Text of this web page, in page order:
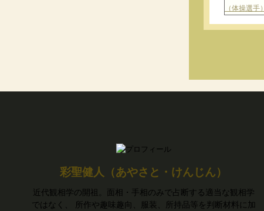
（体操選手）
彩聖健人（あやさと・けんじん）
近代観相学の開祖。面相・手相のみで占断する適当な観相学
ではなく、 所作や趣味趣向、服装、所持品等を判断材料に加